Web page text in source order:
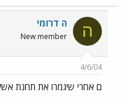
ה ה דרומי
New member
4/6/04
ם אחרי שיגמרו את תחנת